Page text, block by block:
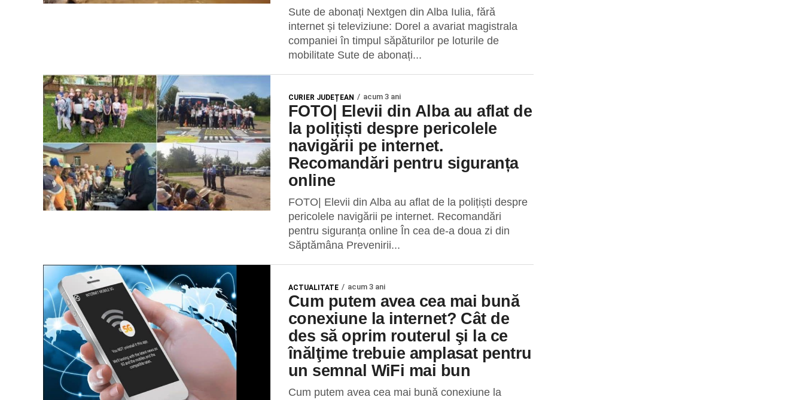
Sute de abonați Nextgen din Alba Iulia, fără
internet și televiziune: Dorel a avariat magistrala
companiei în timpul săpăturilor pe loturile de
mobilitate Sute de abonați...
CURIER JUDEȚEAN acum 3 ani
FOTO| Elevii din Alba au aflat de
la polițiști despre pericolele
navigării pe internet.
Recomandări pentru siguranța
online
FOTO| Elevii din Alba au aflat de la polițiști despre
pericolele navigării pe internet. Recomandări
pentru siguranța online În cea de-a doua zi din
Săptămâna Prevenirii...
ACTUALITATE acum 3 ani
Cum putem avea cea mai bună
conexiune la internet? Cât de
des să oprim routerul şi la ce
înălţime trebuie amplasat pentru
un semnal WiFi mai bun
Cum putem avea cea mai bună conexiune la